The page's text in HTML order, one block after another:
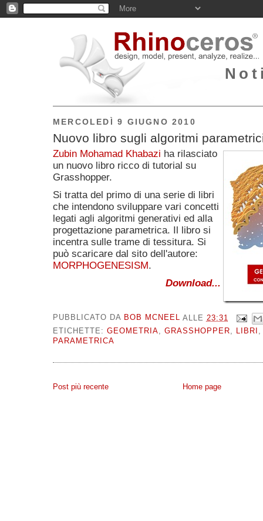
MERCOLEDÌ 9 GIUGNO 2010
Nuovo libro sugli algoritmi
Zubin Mohamad Khabazi ha rilasciato
un nuovo libro ricco di tutorial su
Grasshopper.
Si tratta del primo di una serie di libri
che intendono sviluppare vari concetti
legati agli algoritmi generativi ed alla
progettazione parametrica. Il libro si
incentra sulle trame di tessitura. Si
può scaricare dal sito dell'autore:
MORPHOGENESISM.
Download...
PUBBLICATO DA BOB MCNEEL ALLE 23:31
ETICHETTE: GEOMETRIA, GRASSHOPPER, LIBRI
PARAMETRICA
Post più recente Home page